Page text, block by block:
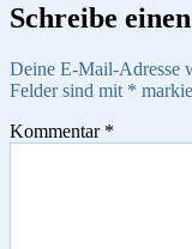
Schreibe
Deine E-Mail-Adresse
Felder sind mit *
Kommentar *